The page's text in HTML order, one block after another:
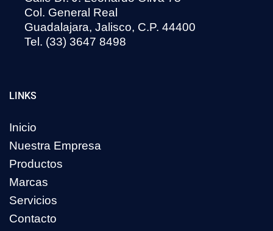
Col. General Real
Guadalajara, Jalisco, C.P. 44400
Tel. (33) 3647 8498
LINKS
Inicio
Nuestra Empresa
Productos
Marcas
Servicios
Contacto